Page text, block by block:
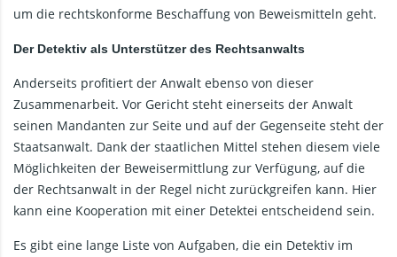
um die rechtskonforme Beschaffung von Beweismitteln geht.
Der Detektiv als Unterstützer des Rechtsanwalts
Anderseits profitiert der Anwalt ebenso von dieser
Zusammenarbeit. Vor Gericht steht einerseits der Anwalt
seinen Mandanten zur Seite und auf der Gegenseite steht der
Staatsanwalt. Dank der staatlichen Mittel stehen diesem viele
Möglichkeiten der Beweisermittlung zur Verfügung, auf die
der Rechtsanwalt in der Regel nicht zurückgreifen kann. Hier
kann eine Kooperation mit einer Detektei entscheidend sein.
Es gibt eine lange Liste von Aufgaben, die ein Detektiv im